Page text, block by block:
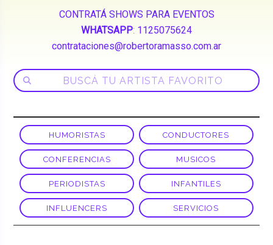
CONTRATÁ SHOWS PARA EVENTOS
WHATSAPP: 1125075624
contrataciones@robertoramasso.com.ar
HUMORISTAS CONDUCTORES
CONFERENCIAS MUSICOS
PERIODISTAS INFANTILES
INFLUENCERS SERVICIOS